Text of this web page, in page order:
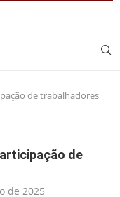
de trabalhadores
de
de 2025